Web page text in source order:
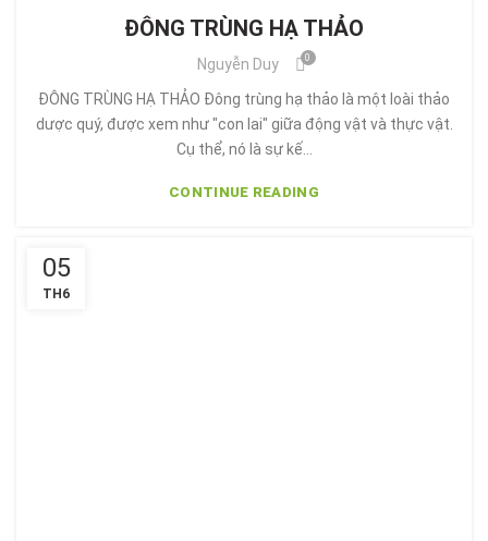
ĐÔNG TRÙNG HẠ THẢO
Nguyễn Duy 0
ĐÔNG TRÙNG HẠ THẢO Đông trùng hạ thảo là một loài thảo
dược quý, được xem như "con lai" giữa động vật và thực vật.
Cụ thể, nó là sự kế...
CONTINUE READING
05
TH6